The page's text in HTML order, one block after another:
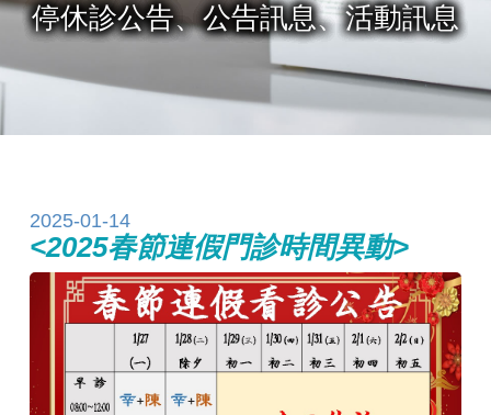
停休診公告、公告訊息、活動訊息
2025-01-14
<2025春節連假門診時間異動>